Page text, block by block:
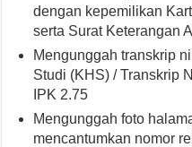
dengan kepemilikan
serta Surat Keterangan
Mengunggah transkrip
Studi (KHS) / Transkrip
IPK 2.75
Mengunggah foto
mencantumkan nomor